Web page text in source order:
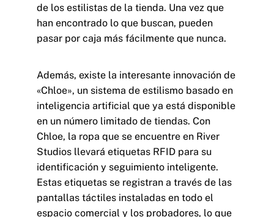
de los estilistas de la tienda. Una vez que
han encontrado lo que buscan, pueden
pasar por caja más fácilmente que nunca.
Además, existe la interesante innovación de
«Chloe», un sistema de estilismo basado en
inteligencia artificial que ya está disponible
en un número limitado de tiendas. Con
Chloe, la ropa que se encuentre en River
Studios llevará etiquetas RFID para su
identificación y seguimiento inteligente.
Estas etiquetas se registran a través de las
pantallas táctiles instaladas en todo el
espacio comercial y los probadores, lo que